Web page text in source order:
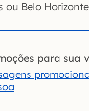
ou Belo
para sua